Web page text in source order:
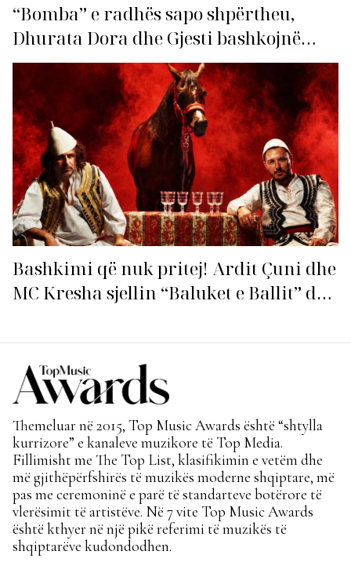
“Bomba” e radhës sapo shpërtheu,
Dhurata Dora dhe Gjesti bashkojnë
fuqitë me “Gasolina”!
Bashkimi që nuk pritej! Ardit Çuni dhe
MC Kresha sjellin “Baluket e Ballit” dhe
Themeluar në 2015, Top Music Awards është “shtylla
kurrizore” e kanaleve muzikore të Top Media.
Fillimisht me The Top List, klasifikimin e vetëm dhe
më gjithëpërfshirës të muzikës moderne shqiptare, më
pas me ceremoninë e parë të standarteve botërore të
vlerësimit të artistëve. Në 7 vite Top Music Awards
është kthyer në një pikë referimi të muzikës të
shqiptarëve kudondodhen.